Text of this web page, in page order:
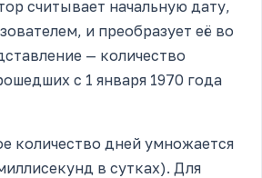
считывает начальную дату,
и преобразует её во
— количество
с 1 января 1970 года
количество дней умножается
в сутках). Для